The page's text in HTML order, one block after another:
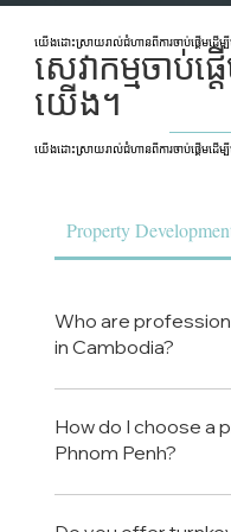
យើងដោះស្រាយរាល់ជំហានពីការចាប់ផ្តើមដើម្
សេវាកម្មចាប់
យើង។
យើងដោះស្រាយរាល់ជំហានពីការចាប់ផ្តើមដើម្
Property
Who are
in Cambodia?
property
providing end-to-
How do I choose a
Phnom Penh?